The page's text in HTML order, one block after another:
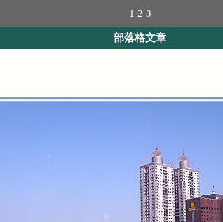
1 2 3
部落格文章